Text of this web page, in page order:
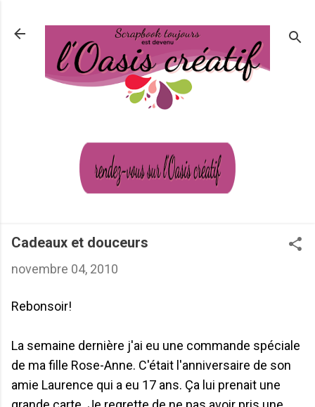
Cadeaux et douceurs
novembre 04, 2010
Rebonsoir!
La semaine dernière j'ai eu une commande spéciale
de ma fille Rose-Anne. C'était l'anniversaire de son
amie Laurence qui a eu 17 ans. Ça lui prenait une